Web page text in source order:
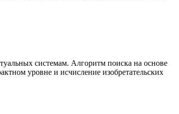
системам. Алгоритм поиска на основе
уровне и исчисление изобретательских